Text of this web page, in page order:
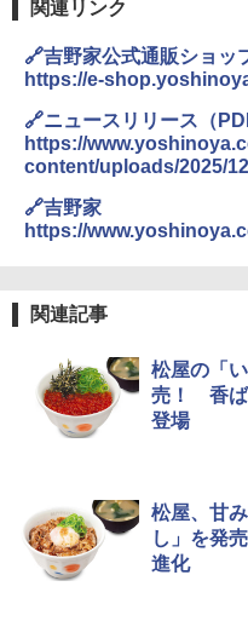
関連リンク
🔗吉野家公式通販ショッ
https://e-
🔗ニュースリリース（
https://
content/uploads/2025/
🔗吉野家
https://
関連記事
松屋の「
売！ 香ば
登場
松屋、甘
し」を発
進化